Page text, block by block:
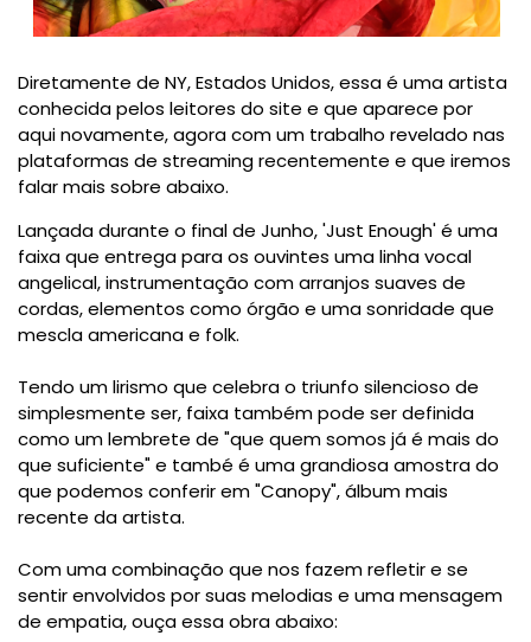
Diretamente de NY, Estados Unidos, essa é uma artista
conhecida pelos leitores do site e que aparece por
aqui novamente, agora com um trabalho revelado nas
plataformas de streaming recentemente e que iremos
falar mais sobre abaixo.
Lançada durante o final de Junho, 'Just Enough' é uma
faixa que entrega para os ouvintes uma linha vocal
angelical, instrumentação com arranjos suaves de
cordas, elementos como órgão e uma sonridade que
mescla americana e folk.
Tendo um lirismo que celebra o triunfo silencioso de
simplesmente ser, faixa também pode ser definida
como um lembrete de "que quem somos já é mais do
que suficiente" e també é uma grandiosa amostra do
que podemos conferir em "Canopy", álbum mais
recente da artista.
Com uma combinação que nos fazem refletir e se
sentir envolvidos por suas melodias e uma mensagem
de empatia, ouça essa obra abaixo: